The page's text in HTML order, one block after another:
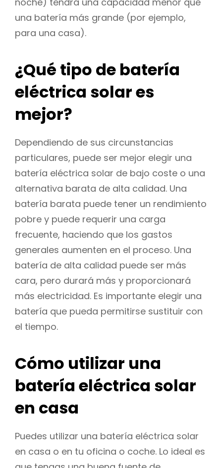
una batería más grande (por ejemplo,
para una casa).
¿Qué tipo de batería
eléctrica solar es
mejor?
Dependiendo de sus circunstancias
particulares, puede ser mejor elegir una
batería eléctrica solar de bajo coste o una
alternativa barata de alta calidad. Una
batería barata puede tener un rendimiento
pobre y puede requerir una carga
frecuente, haciendo que los gastos
generales aumenten en el proceso. Una
batería de alta calidad puede ser más
cara, pero durará más y proporcionará
más electricidad. Es importante elegir una
batería que pueda permitirse sustituir con
el tiempo.
Cómo utilizar una
batería eléctrica solar
en casa
Puedes utilizar una batería eléctrica solar
en casa o en tu oficina o coche. Lo ideal es